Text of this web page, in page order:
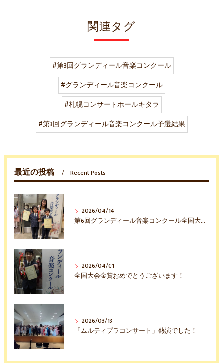
関連タグ
#第3回グランディール音楽コンクール
#グランディール音楽コンクール
#札幌コンサートホールキタラ
#第3回グランディール音楽コンクール予選結果
最近の投稿 Recent Posts
2026/04/14
第6回グランディール音楽コンクール全国大会入賞おめでとう！
2026/04/01
全国大会金賞おめでとうございます！
2026/03/13
「ムルティプラコンサート」熱演でした！